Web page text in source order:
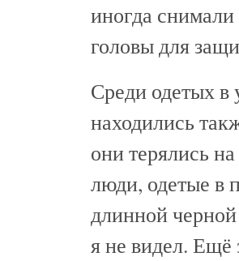
иногда
головы для
Среди одетых
находились
они терялись
люди, одетые в
длинной
я не видел. Ещё